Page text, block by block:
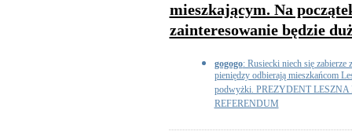
mieszkającym. Na
zainteresowanie będzie
gogogo: Rusiecki niech się zabierze
pieniędzy odbierają mieszkańcom
podwyżki. PREZYDENT
REFERENDUM